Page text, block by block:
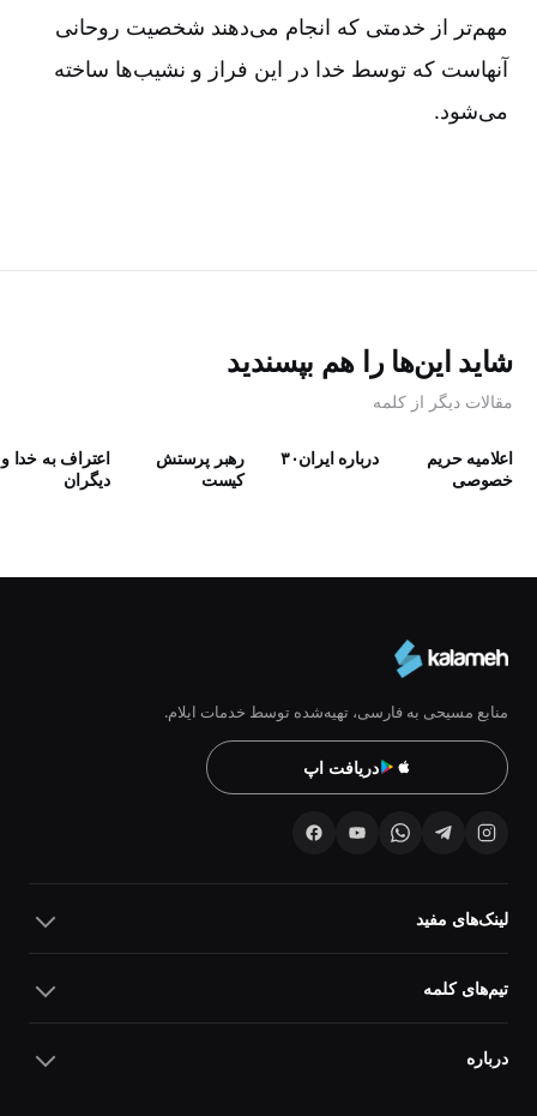
مهم‌‌تر از خدمتی که انجام می‌‌‌‌دهند شخصیت روحانی
آنهاست که توسط خدا در این فراز و نشیب‌‌ها ساخته
می‌‌شود.
شاید این‌ها را هم بپسندید
مقالات دیگر از کلمه
اعلامیه حریم
خصوصی
درباره ایران۳۰
رهبر پرستش
كيست
اعتراف به خدا و
دیگران
منابع مسیحی به فارسی، تهیه‌شده توسط خدمات ایلام.
دریافت اپ
لینک‌های مفید
تیم‌های کلمه
درباره